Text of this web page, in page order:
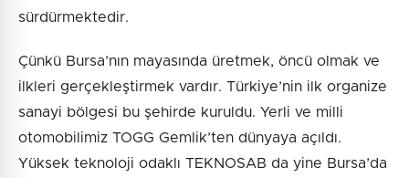
sürdürmektedir.
Çünkü Bursa’nın mayasında üretmek, öncü olmak ve
ilkleri gerçekleştirmek vardır. Türkiye’nin ilk organize
sanayi bölgesi bu şehirde kuruldu. Yerli ve milli
otomobilimiz TOGG Gemlik’ten dünyaya açıldı.
Yüksek teknoloji odaklı TEKNOSAB da yine Bursa’da